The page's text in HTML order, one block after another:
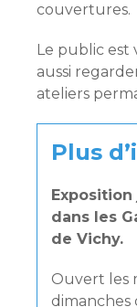
couvertures.
Le public est
aussi
ateliers
Plus
dans les
de Vichy.
Ouvert les
dimanches